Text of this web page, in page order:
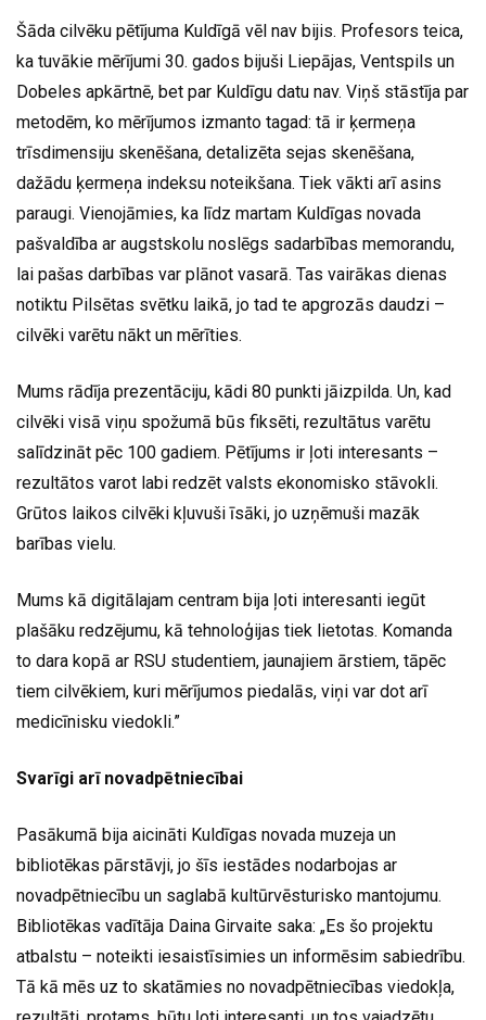
Šāda cilvēku pētījuma Kuldīgā vēl nav bijis. Profesors teica,
ka tuvākie mērījumi 30. gados bijuši Liepājas, Ventspils un
Dobeles apkārtnē, bet par Kuldīgu datu nav. Viņš stāstīja par
metodēm, ko mērījumos izmanto tagad: tā ir ķermeņa
trīsdimensiju skenēšana, detalizēta sejas skenēšana,
dažādu ķermeņa indeksu noteikšana. Tiek vākti arī asins
paraugi. Vienojāmies, ka līdz martam Kuldīgas novada
pašvaldība ar augstskolu noslēgs sadarbības memorandu,
lai pašas darbības var plānot vasarā. Tas vairākas dienas
notiktu Pilsētas svētku laikā, jo tad te apgrozās daudzi –
cilvēki varētu nākt un mērīties.
Mums rādīja prezentāciju, kādi 80 punkti jāizpilda. Un, kad
cilvēki visā viņu spožumā būs fiksēti, rezultātus varētu
salīdzināt pēc 100 gadiem. Pētījums ir ļoti interesants –
rezultātos varot labi redzēt valsts ekonomisko stāvokli.
Grūtos laikos cilvēki kļuvuši īsāki, jo uzņēmuši mazāk
barības vielu.
Mums kā digitālajam centram bija ļoti interesanti iegūt
plašāku redzējumu, kā tehnoloģijas tiek lietotas. Komanda
to dara kopā ar RSU studentiem, jaunajiem ārstiem, tāpēc
tiem cilvēkiem, kuri mērījumos piedalās, viņi var dot arī
medicīnisku viedokli.”
Svarīgi arī novadpētniecībai
Pasākumā bija aicināti Kuldīgas novada muzeja un
bibliotēkas pārstāvji, jo šīs iestādes nodarbojas ar
novadpētniecību un saglabā kultūrvēsturisko mantojumu.
Bibliotēkas vadītāja Daina Girvaite saka: „Es šo projektu
atbalstu – noteikti iesaistīsimies un informēsim sabiedrību.
Tā kā mēs uz to skatāmies no novadpētniecības viedokļa,